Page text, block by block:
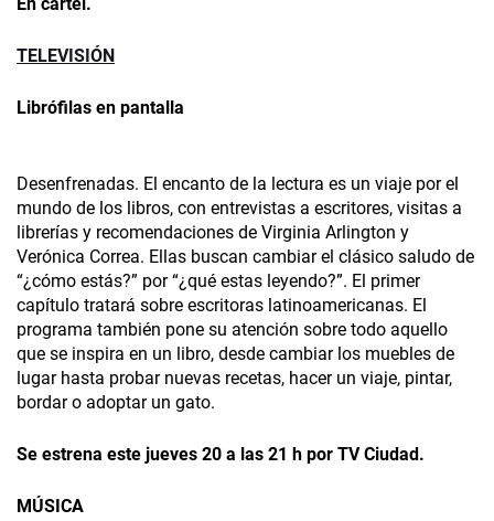
TELEVISIÓN
Librófilas en pantalla
Desenfrenadas. El encanto de la lectura es un viaje por el
mundo de los libros, con entrevistas a escritores, visitas a
librerías y recomendaciones de Virginia Arlington y
Verónica Correa. Ellas buscan cambiar el clásico saludo de
“¿cómo estás?” por “¿qué estas leyendo?”. El primer
capítulo tratará sobre escritoras latinoamericanas. El
programa también pone su atención sobre todo aquello
que se inspira en un libro, desde cambiar los muebles de
lugar hasta probar nuevas recetas, hacer un viaje, pintar,
bordar o adoptar un gato.
Se estrena este jueves 20 a las 21 h por TV Ciudad.
MÚSICA